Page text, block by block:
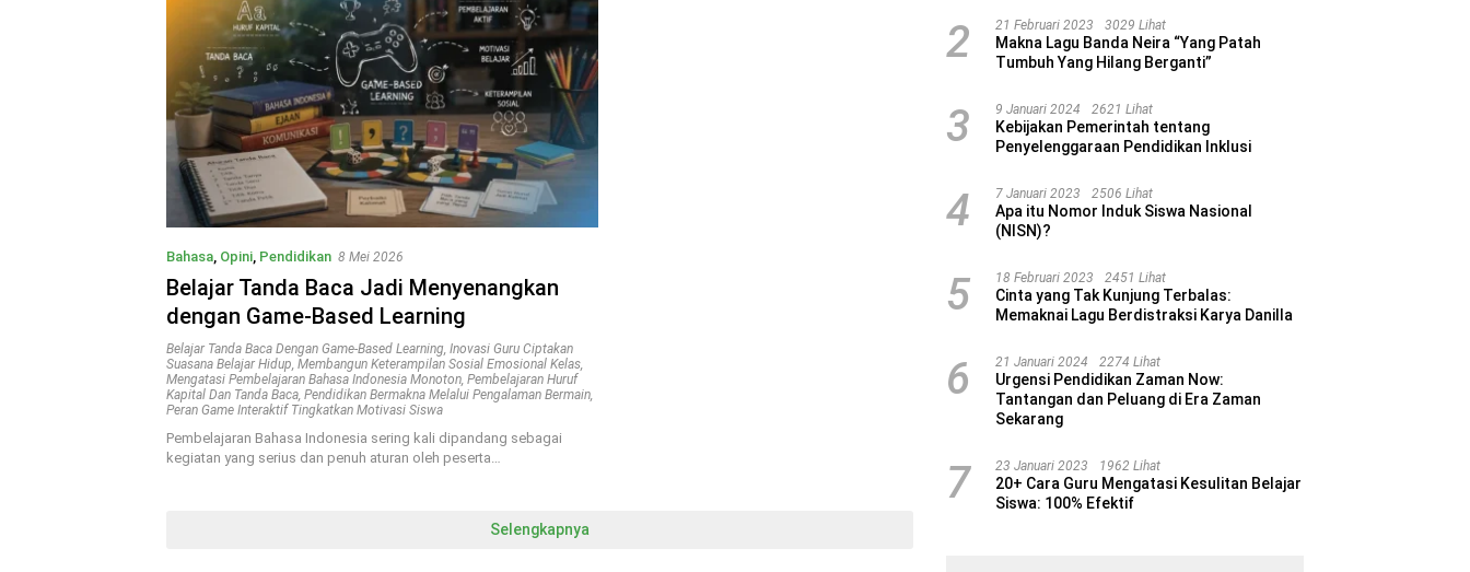
Bahasa, Opini, Pendidikan 8 Mei 2026
Belajar Tanda Baca Jadi Menyenangkan
dengan Game-Based Learning
Belajar Tanda Baca Dengan Game-Based Learning, Inovasi Guru Ciptakan
Suasana Belajar Hidup, Membangun Keterampilan Sosial Emosional Kelas,
Mengatasi Pembelajaran Bahasa Indonesia Monoton, Pembelajaran Huruf
Kapital Dan Tanda Baca, Pendidikan Bermakna Melalui Pengalaman Bermain,
Peran Game Interaktif Tingkatkan Motivasi Siswa
Pembelajaran Bahasa Indonesia sering kali dipandang sebagai
kegiatan yang serius dan penuh aturan oleh peserta…
Selengkapnya
2 21 Februari 2023 3029 Lihat
Makna Lagu Banda Neira “Yang Patah
Tumbuh Yang Hilang Berganti”
3 9 Januari 2024 2621 Lihat
Kebijakan Pemerintah tentang
Penyelenggaraan Pendidikan Inklusi
4 7 Januari 2023 2506 Lihat
Apa itu Nomor Induk Siswa Nasional
(NISN)?
5 18 Februari 2023 2451 Lihat
Cinta yang Tak Kunjung Terbalas:
Memaknai Lagu Berdistraksi Karya Danilla
6 21 Januari 2024 2274 Lihat
Urgensi Pendidikan Zaman Now:
Tantangan dan Peluang di Era Zaman
Sekarang
7 23 Januari 2023 1962 Lihat
20+ Cara Guru Mengatasi Kesulitan Belajar
Siswa: 100% Efektif